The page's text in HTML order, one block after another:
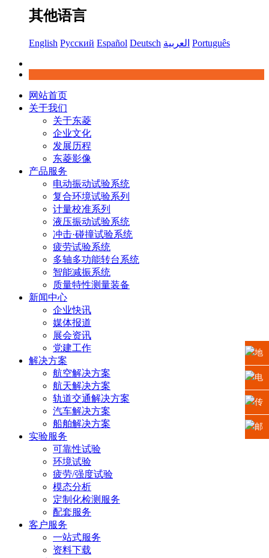
其他语言
English Русский Español Deutsch العربية Português
网站首页
关于我们
关于东菱
企业文化
发展历程
东菱影像
产品服务
电动振动试验系统
复合环境试验系列
计量校准系列
液压振动试验系统
冲击·碰撞试验系统
疲劳试验系统
多轴多功能转台系统
智能减振系统
质量特性测量装备
新闻中心
企业快讯
媒体报道
展会资讯
党建工作
解决方案
航空解决方案
航天解决方案
轨道交通解决方案
汽车解决方案
船舶解决方案
实验服务
可靠性试验
环境试验
疲劳/强度试验
模态分析
定制化检测服务
配套服务
客户服务
一站式服务
资料下载
地
址：
江苏
省苏
电
话：
0512-
传
真：
邮